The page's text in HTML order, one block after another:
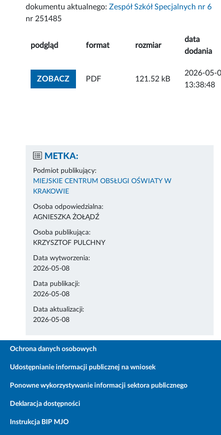
dokumentu aktualnego:Zespół Szkół Specjalnych nr 6
nr 251485
podgląd format rozmiar
data
dodania
ZOBACZZOBACZ ZAŁĄCZNIK
PDF 121.52 kB
2026-05-
13:38:48
METKA:
Podmiot publikujący:
MIEJSKIE CENTRUM OBSŁUGI OŚWIATY W
KRAKOWIE
Osoba odpowiedzialna:
AGNIESZKA ŻOŁĄDŹ
Osoba publikująca:
KRZYSZTOF PULCHNY
Data wytworzenia:
2026-05-08
Data publikacji:
2026-05-08
Data aktualizacji:
2026-05-08
Ochrona danych osobowych
Udostępnianie informacji publicznej na wniosek
Ponowne wykorzystywanie informacji sektora publicznego
Deklaracja dostępności
Instrukcja BIP MJO